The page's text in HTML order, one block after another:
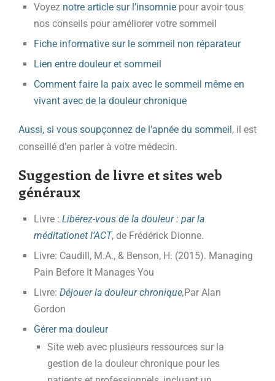
Voyez notre article sur l’insomnie pour avoir tous
nos conseils pour améliorer votre sommeil
Fiche informative sur le sommeil non réparateur
Lien entre douleur et sommeil
Comment faire la paix avec le sommeil même en
vivant avec de la douleur chronique
Aussi, si vous soupçonnez de l’apnée du sommeil , il est
conseillé d’en parler à votre médecin.
Suggestion de livre et sites web
généraux
Livre : Libérez-vous de la douleur : par la
méditationet l’ACT, de Frédérick Dionne.
Livre: Caudill, M.A., & Benson, H. (2015). Managing
Pain Before It Manages You
Livre: Déjouer la douleur chronique, Par Alan
Gordon
Gérer ma douleur
Site web avec plusieurs ressources sur la
gestion de la douleur chronique pour les